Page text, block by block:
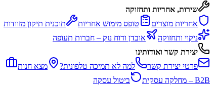
שירות, אחריות ותחזוקה
אחריות מוצרים
טופס מימוש אחריות
תוכנית תיקון מזוודות
ניקוי ותחזוקה
אובדן ודוח נזק – חברות תעופה
יצירת קשר ואודותינו
פרטי יצירת קשר
למה לא תמיכה טלפונית?
מצא חנות
B2B – מחלקה עסקית
ביטול עסקה